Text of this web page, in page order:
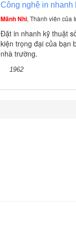
Công nghệ in nhanh
Mãnh Nhi, Thành viên của
Đặt in nhanh kỹ thuật
kiện trọng đại của bạn
nhà trường.
1962